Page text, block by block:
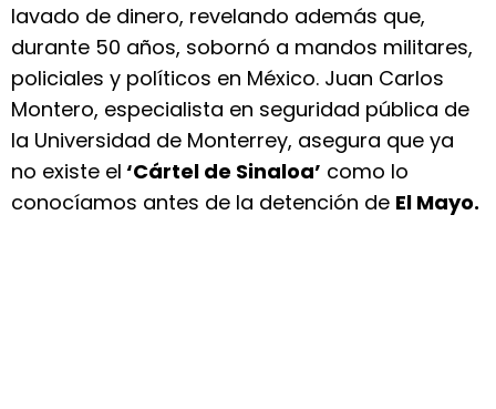
lavado de dinero, revelando además que,
durante 50 años, sobornó a mandos militares,
policiales y políticos en México. Juan Carlos
Montero, especialista en seguridad pública de
la Universidad de Monterrey, asegura que ya
no existe el ‘Cártel de Sinaloa’ como lo
conocíamos antes de la detención de El Mayo.